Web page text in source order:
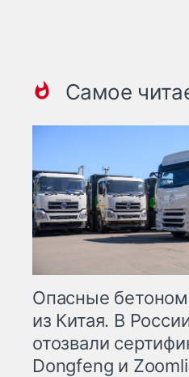
Самое
Опасные
из Китая. В
отозвали
Dongfeng и